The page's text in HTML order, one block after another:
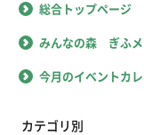
総合トップページ
みんなの森 ぎふメ
今月のイベントカ
カテゴリ別